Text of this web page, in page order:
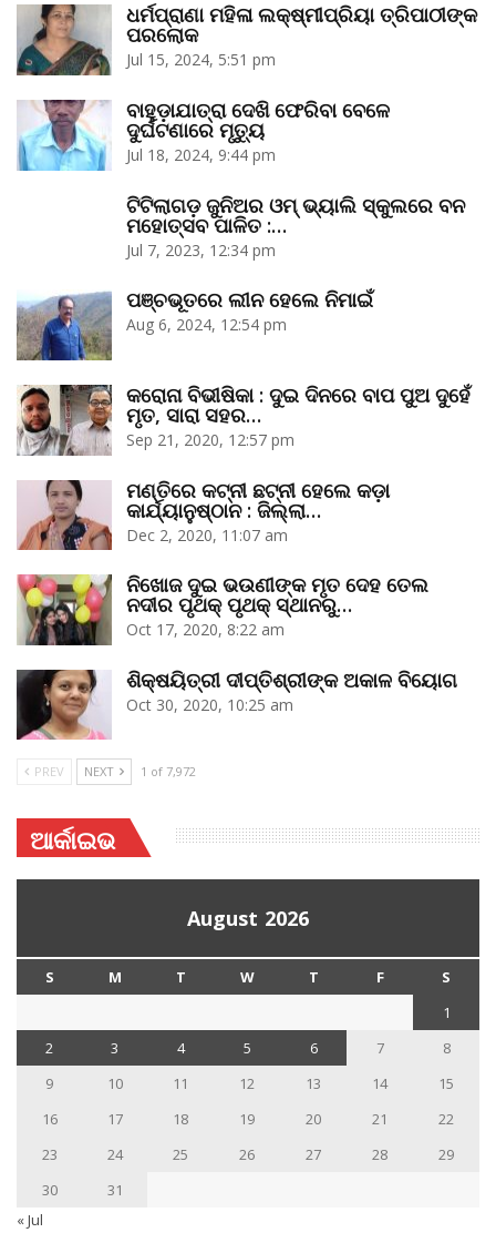
ଧର୍ମପ୍ରାଣା ମହିଳା ଲକ୍ଷ୍ମୀପ୍ରିୟା ତ୍ରିପାଠୀଙ୍କ
ପରଲୋକ
Jul 15, 2024, 5:51 pm
ବାହୁଡ଼ାଯାତ୍ରା ଦେଖି ଫେରିବା ବେଳେ
ଦୁର୍ଘଟଣାରେ ମୃତ୍ୟୁ
Jul 18, 2024, 9:44 pm
ଟିଟିଲାଗଡ଼ ଜୁନିଅର ଓମ୍‌ ଭ୍ୟାଲି ସ୍କୁଲରେ ବନ
ମହୋତ୍ସବ ପାଳିତ :…
Jul 7, 2023, 12:34 pm
ପଞ୍ଚଭୂତରେ ଲୀନ ହେଲେ ନିମାଇଁ
Aug 6, 2024, 12:54 pm
କରୋନା ବିଭୀଷିକା : ଦୁଇ ଦିନରେ ବାପ ପୁଅ ଦୁହେଁ
ମୃତ, ସାରା ସହର…
Sep 21, 2020, 12:57 pm
ମଣ୍ତିରେ କଟ୍‌ନୀ ଛଟ୍‌ନୀ ହେଲେ କଡ଼ା
କାର୍ଯ୍ୟାନୁଷ୍ଠାନ : ଜିଲ୍ଲା…
Dec 2, 2020, 11:07 am
ନିଖୋଜ ଦୁଇ ଭଉଣୀଙ୍କ ମୃତ ଦେହ ତେଲ
ନଦୀର ପୃଥକ୍‌ ପୃଥକ୍‌ ସ୍ଥାନରୁ…
Oct 17, 2020, 8:22 am
ଶିକ୍ଷୟିତ୍ରୀ ଦୀପ୍ତିଶ୍ରୀଙ୍କ ଅକାଳ ବିୟୋଗ
Oct 30, 2020, 10:25 am
PREV NEXT 1 of 7,972
ଆର୍କାଇଭ
August 2026
S M T W T F
S
1
2
3 4 5 6 7
8
9
10 11 12 13 14
15
16
17 18 19 20 21
22
23
24 25 26 27 28
29
30
31
« Jul